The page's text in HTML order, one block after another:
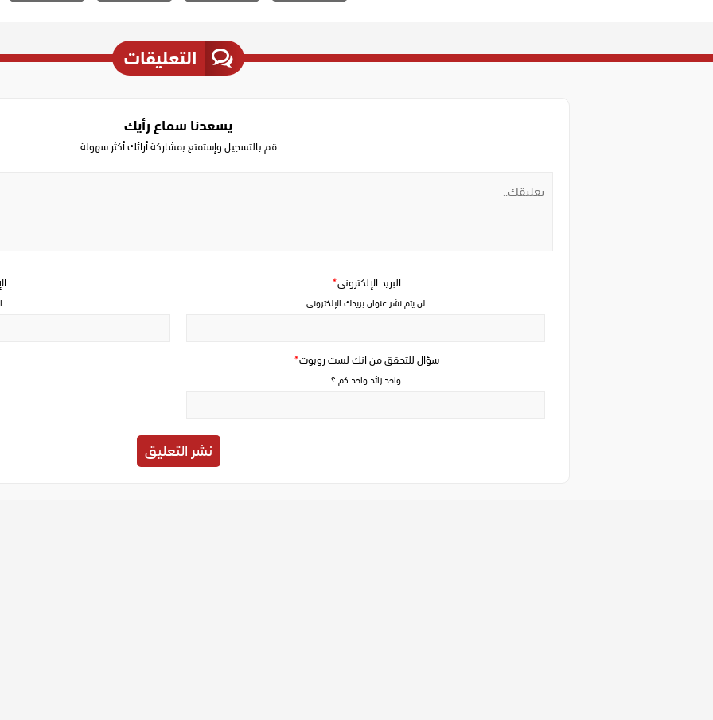
التعليقات
يسعدنا سماع رأيك
قم بالتسجيل وإستمتع بمشاركة أرائك أكثر سهولة
سؤال للتحقق من انك لست روبوت*
واحد زائد واحد كم ؟
البريد الإلكتروني*
لن يتم نشر عنوان بريدك الإلكتروني